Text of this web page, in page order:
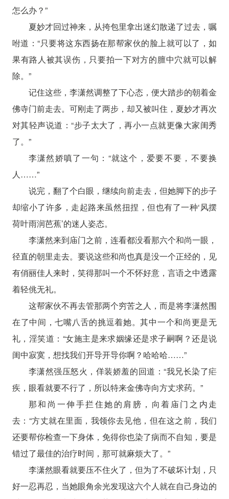
怎么办？”
夏妙才回过神来，从挎包里拿出迷幻散递了过去，嘱
咐道：“只要将这东西扬在那帮家伙的脸上就可以了，如
果有路人被其误伤，只要拍一下对方的膻中穴就可以解
除。”
记住这些，李潇然调整了下心态，便大踏步的朝着金
佛寺门前走去。可刚走了两步，却又被叫住，夏妙才再次
对其轻声说道：“步子太大了，再小一点就更像大家闺秀
了。”
李潇然娇嗔了一句：“就这个，爱要不要，不要换
人……”
说完，翻了个白眼，继续向前走去，但她脚下的步子
却缩小了许多，走起路来虽然扭捏，但也有了一种‘风摆
荷叶雨润芭蕉’的迷人姿态。
李潇然来到庙门之前，连看都没看那六个和尚一眼，
径直的朝里走去。要说这些和尚也真是没一个正经的，见
有俏丽佳人来时，笑得那叫一个不怀好意，言语之中透露
着轻佻无礼。
这帮家伙不再去管那两个穷苦之人，而是将李潇然围
在了中间，七嘴八舌的挑逗着她。其中一个和尚更是无
礼，淫笑道：“女施主是来求姻缘还是求子嗣啊？还是说
闺中寂寞，想找我们开导开导你啊？哈哈哈……”
李潇然强压怒火，佯装娇羞的回道：“我兄长染了疟
疾，眼看就要不行了，所以特来金佛寺向方丈求药。”
那和尚一伸手拦住她的肩膀，向着庙门之内走
去：“方丈就在里面，我领你去见他，但在这之前，我们
还要帮你检查一下身体，免得你也染了病而不自知，要是
错过了最佳的治疗时间，那可就麻烦大了。”
李潇然眼看就要压不住火了，但为了不破坏计划，只
好一忍再忍，当她眼角余光发现这六个人就在自己身边的